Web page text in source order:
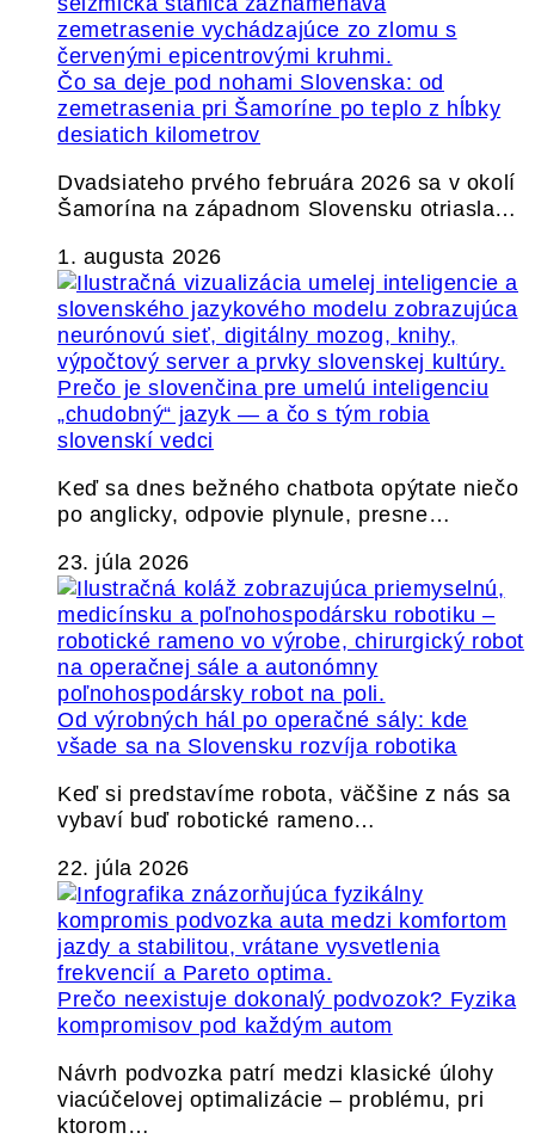
Čo sa deje pod nohami Slovenska: od
zemetrasenia pri Šamoríne po teplo z hĺbky
desiatich kilometrov
Dvadsiateho prvého februára 2026 sa v okolí
Šamorína na západnom Slovensku otriasla…
1. augusta 2026
Prečo je slovenčina pre umelú inteligenciu
„chudobný“ jazyk — a čo s tým robia
slovenskí vedci
Keď sa dnes bežného chatbota opýtate niečo
po anglicky, odpovie plynule, presne…
23. júla 2026
Od výrobných hál po operačné sály: kde
všade sa na Slovensku rozvíja robotika
Keď si predstavíme robota, väčšine z nás sa
vybaví buď robotické rameno…
22. júla 2026
Prečo neexistuje dokonalý podvozok? Fyzika
kompromisov pod každým autom
Návrh podvozka patrí medzi klasické úlohy
viacúčelovej optimalizácie – problému, pri
ktorom…